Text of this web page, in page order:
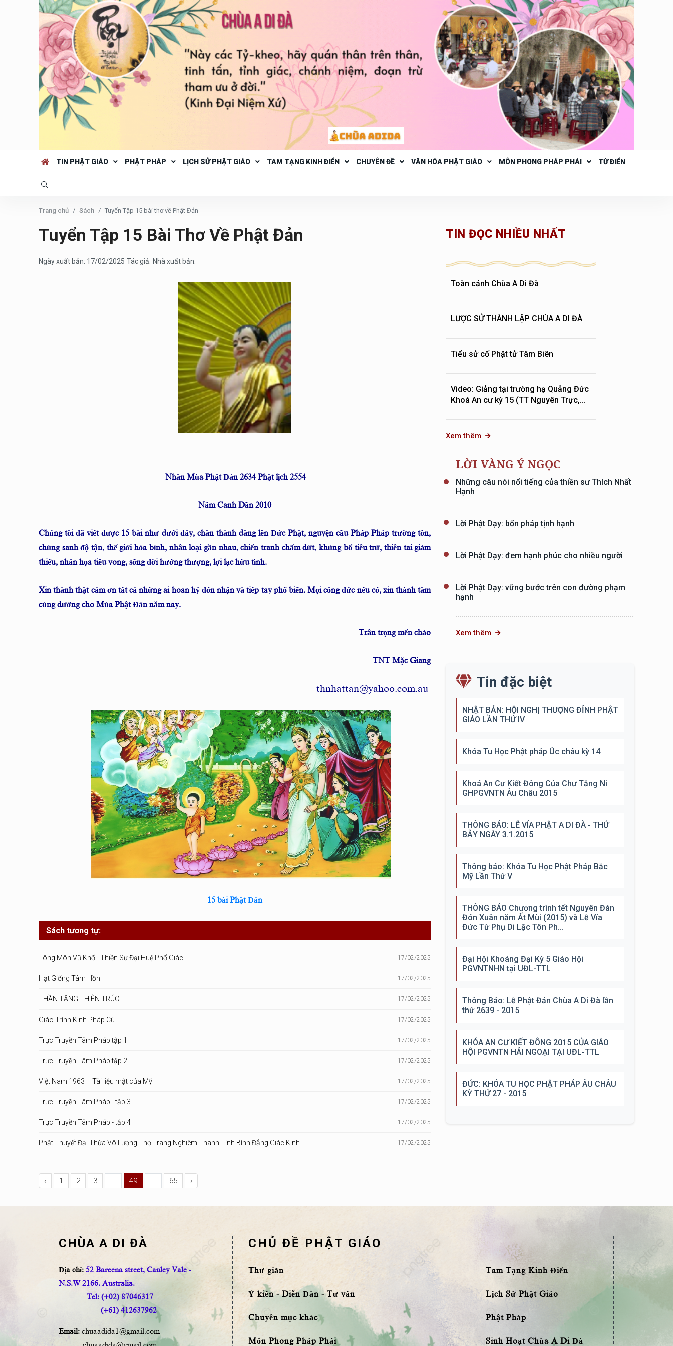
TIN PHẬT GIÁO PHẬT PHÁP LỊCH SỬ PHẬT GIÁO TAM TẠNG KINH ĐIỂN CHUYÊN ĐỀ VĂN HÓA PHẬT GIÁO MÔN PHONG PHÁP PHÁI TỪ ĐIỂN
Trang chủ Sách Tuyển Tập 15 bài thơ về Phật Đản
Tuyển Tập 15 Bài Thơ Về Phật Đản
Ngày xuất bản: 17/02/2025 Tác giả: Nhà xuất bản:
Nhân Mùa Phật Đản 2634 Phật lịch 2554
Năm Canh Dần 2010
Chúng tôi đã viết được 15 bài như dưới đây, chân thành dâng lên Đức Phật, nguyện cầu Pháp Pháp trường tồn,
chúng sanh độ tận, thế giới hòa bình, nhân loại gần nhau, chiến tranh chấm dứt, khủng bố tiêu trừ, thiên tai giảm
thiểu, nhân họa tiêu vong, sống đời hướng thượng, lợi lạc hữu tình.
Xin thành thật cảm ơn tất cả những ai hoan hỷ đón nhận và tiếp tay phổ biến. Mọi công đức nếu có, xin thành tâm
cúng dường cho Mùa Phật Đản năm nay.
Trân trọng mến chào
TNT Mặc Giang
thnhattan@yahoo.com.au
15 bài Phật Đản
Sách tương tự:
Tông Môn Vũ Khố - Thiền Sư Đại Huệ Phổ Giác 17/02/2025
Hạt Giống Tâm Hồn 17/02/2025
THẦN TĂNG THIÊN TRÚC 17/02/2025
Giáo Trình Kinh Pháp Cú 17/02/2025
Trực Truyền Tâm Pháp tập 1 17/02/2025
Trực Truyền Tâm Pháp tập 2 17/02/2025
Việt Nam 1963 – Tài liệu mật của Mỹ 17/02/2025
Trực Truyền Tâm Pháp - tập 3 17/02/2025
Trực Truyền Tâm Pháp - tập 4 17/02/2025
Phật Thuyết Đại Thừa Vô Lượng Thọ Trang Nghiêm Thanh Tịnh Bình Đẳng Giác Kinh 17/02/2025
‹ 1 2 3 ... 49 ... 65 ›
TIN ĐỌC NHIỀU NHẤT
Toàn cảnh Chùa A Di Đà
LƯỢC SỬ THÀNH LẬP CHÙA A DI ĐÀ
Tiểu sử cố Phật tử Tâm Biên
Video: Giảng tại trường hạ Quảng Đức
Khoá An cư kỳ 15 (TT Nguyên Trực,...
Xem thêm
LỜI VÀNG Ý NGỌC
Những câu nói nổi tiếng của thiền sư Thích Nhất
Hạnh
Lời Phật Dạy: bốn pháp tịnh hạnh
Lời Phật Dạy: đem hạnh phúc cho nhiều người
Lời Phật Dạy: vững bước trên con đường phạm
hạnh
Xem thêm
Tin đặc biệt
NHẬT BẢN: HỘI NGHỊ THƯỢNG ĐỈNH PHẬT
GIÁO LẦN THỨ IV
Khóa Tu Học Phật pháp Úc châu kỳ 14
Khoá An Cư Kiết Đông Của Chư Tăng Ni
GHPGVNTN Âu Châu 2015
THÔNG BÁO: LỄ VÍA PHẬT A DI ĐÀ - THỨ
BẢY NGÀY 3.1.2015
Thông báo: Khóa Tu Học Phật Pháp Bắc
Mỹ Lần Thứ V
THÔNG BÁO Chương trình tết Nguyên Đán
Đón Xuân năm Ất Mùi (2015) và Lễ Vía
Đức Từ Phụ Di Lặc Tôn Ph...
Đại Hội Khoáng Đại Kỳ 5 Giáo Hội
PGVNTNHN tại UĐL-TTL
Thông Báo: Lễ Phật Đản Chùa A Di Đà lần
thứ 2639 - 2015
KHÓA AN CƯ KIẾT ĐÔNG 2015 CỦA GIÁO
HỘI PGVNTN HẢI NGOẠI TẠI UĐL-TTL
ĐỨC: KHÓA TU HỌC PHẬT PHÁP ÂU CHÂU
KỲ THỨ 27 - 2015
CHÙA A DI ĐÀ
Địa chỉ: 52 Bareena street, Canley Vale -
N.S.W 2166. Australia.
Tel: (+02) 87046317
(+61) 412637962
Email: chuaadida1@gmail.com
CHỦ ĐỀ PHẬT GIÁO
Thư giãn
Ý kiến - Diễn Đàn - Tư vấn
Chuyên mục khác
Môn Phong Pháp Phái
Tam Tạng Kinh Điển
Lịch Sử Phật Giáo
Phật Pháp
Sinh Hoạt Chùa A Di Đà